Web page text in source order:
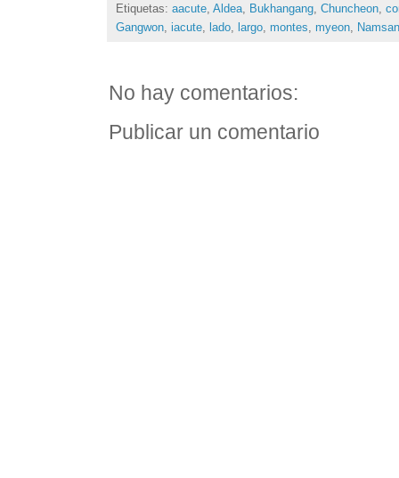
Etiquetas: aacute, Aldea, Bukhangang, Chuncheon,
Gangwon, iacute, lado, largo, montes, myeon, Namsan
No hay comentarios:
Publicar un comentario